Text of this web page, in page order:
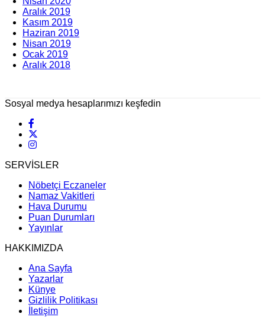
Aralık 2019
Kasım 2019
Haziran 2019
Nisan 2019
Ocak 2019
Aralık 2018
Sosyal medya hesaplarımızı keşfedin
SERVİSLER
Nöbetçi Eczaneler
Namaz Vakitleri
Hava Durumu
Puan Durumları
Yayınlar
HAKKIMIZDA
Ana Sayfa
Yazarlar
Künye
Gizlilik Politikası
İletişim